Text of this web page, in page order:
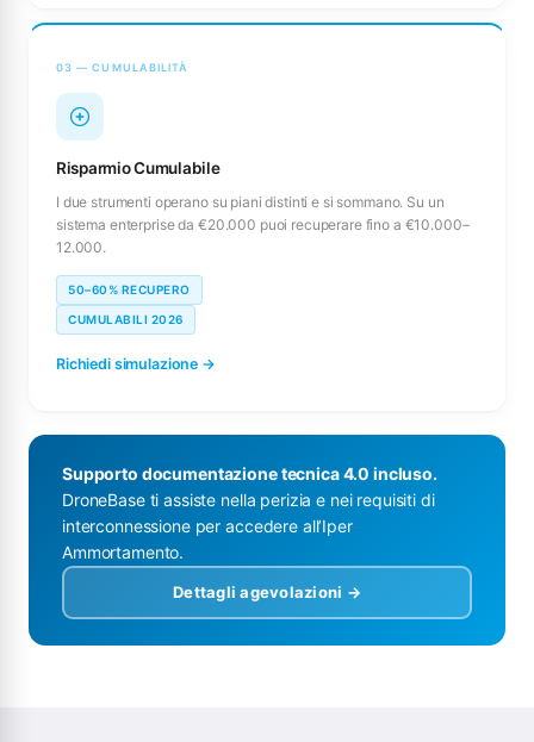
03 — CUMULABILITÀ
Risparmio Cumulabile
I due strumenti operano su piani distinti e si sommano. Su un
sistema enterprise da €20.000 puoi recuperare fino a €10.000–
12.000.
50–60% RECUPERO
CUMULABILI 2026
Richiedi simulazione →
Supporto documentazione tecnica 4.0 incluso.
DroneBase ti assiste nella perizia e nei requisiti di
interconnessione per accedere all’Iper
Ammortamento.
Dettagli agevolazioni →